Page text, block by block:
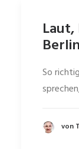
So
von